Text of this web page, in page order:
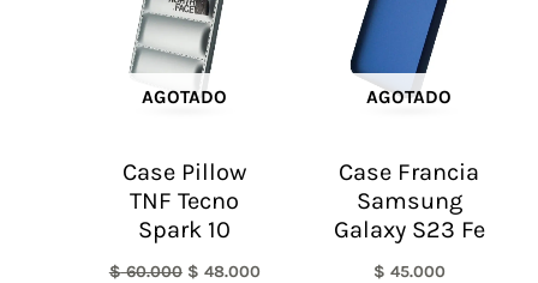
AGOTADO
Case Pillow
TNF Tecno
Spark 10
$60.000 $ 48.000
AGOTADO
Case Francia
Samsung
Galaxy S23 Fe
$ 45.000